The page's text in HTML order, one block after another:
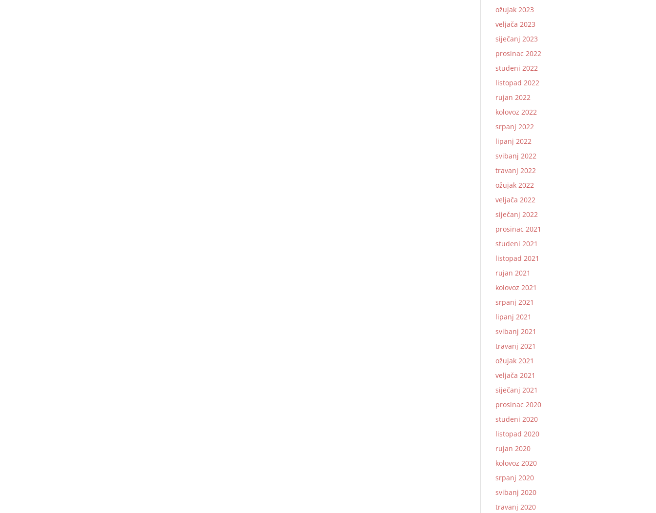
ožujak 2023
veljača 2023
siječanj 2023
prosinac 2022
studeni 2022
listopad 2022
rujan 2022
kolovoz 2022
srpanj 2022
lipanj 2022
svibanj 2022
travanj 2022
ožujak 2022
veljača 2022
siječanj 2022
prosinac 2021
studeni 2021
listopad 2021
rujan 2021
kolovoz 2021
srpanj 2021
lipanj 2021
svibanj 2021
travanj 2021
ožujak 2021
veljača 2021
siječanj 2021
prosinac 2020
studeni 2020
listopad 2020
rujan 2020
kolovoz 2020
srpanj 2020
svibanj 2020
travanj 2020